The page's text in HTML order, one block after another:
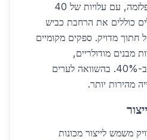
מדרגות מיוצרים מחיתוך פלזמה, עם עלויות של 40
כוללים את הרחבת כביש
חתוך מדויק. ספקים מקומיים
מבנים מודולריים,
המאפשרים בנייה מהירה ב-40%. בהשוואה לערים
מהירות יותר.
משמש לייצור מכונות